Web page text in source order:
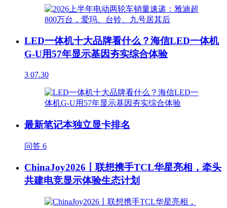
LED一体机十大品牌看什么？海信LED一体机
G-U用57年显示基因夯实综合体验
3 07.30
最新笔记本独立显卡排名
问答 6
ChinaJoy2026丨联想携手TCL华星亮相，牵头
共建电竞显示体验生态计划